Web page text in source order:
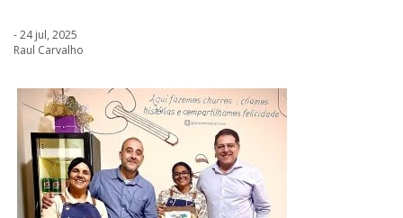
- 24 jul, 2025
Raul Carvalho